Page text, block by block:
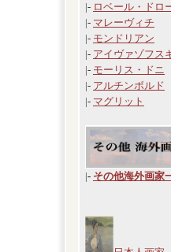
|- ロベール・ドロ
|- マレーヴィチ
|- モンドリアン
|- アイヴァゾフス
|- モーリス・ドニ
|- アルチンボルド
|- マグリット
|- その他海外画家